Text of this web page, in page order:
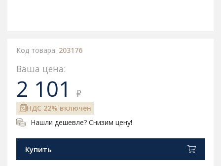
Код товара: 203176
Ваша цена:
2 101 ₽
НДС 22% включен
Нашли дешевле? Снизим цену!
Купить